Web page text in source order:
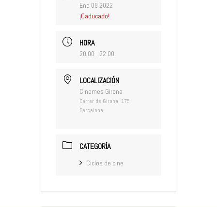
Ene 08 2022
¡Caducado!
HORA
20:00 - 22:00
LOCALIZACIÓN
Cinemes Girona
Carrer de Girona, 175
Barcelona
CATEGORÍA
Ciclos de cine